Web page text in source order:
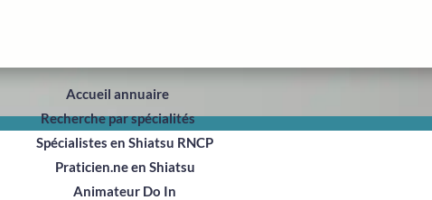
Accueil annuaire
Recherche par spécialités
Spécialistes en Shiatsu RNCP
Praticien.ne en Shiatsu
Animateur Do In
ADHÉRER
Spécialiste en Shiatsu